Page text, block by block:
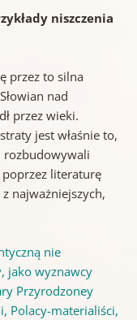
niszczenia
przez to silna
nad
przez wieki.
jest właśnie to,
rozbudowywali
poprzez literaturę
najważniejszych,
nie
jako wyznawcy
Przyrodzoney
Polacy-materialiści,